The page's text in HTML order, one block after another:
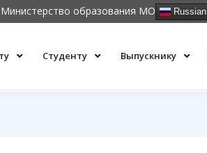
Министерство образования МО Russian
Студенту Выпускнику